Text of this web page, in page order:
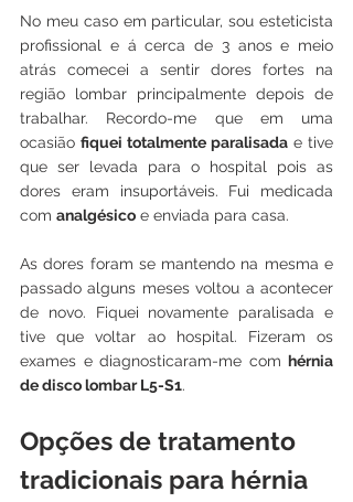
No meu caso em particular, sou esteticista
profissional e á cerca de 3 anos e meio
atrás comecei a sentir dores fortes na
região lombar principalmente depois de
trabalhar. Recordo-me que em uma
ocasião fiquei totalmente paralisada e tive
que ser levada para o hospital pois as
dores eram insuportáveis. Fui medicada
com analgésico e enviada para casa.
As dores foram se mantendo na mesma e
passado alguns meses voltou a acontecer
de novo. Fiquei novamente paralisada e
tive que voltar ao hospital. Fizeram os
exames e diagnosticaram-me com hérnia
de disco lombar L5-S1.
Opções de tratamento
tradicionais para hérnia